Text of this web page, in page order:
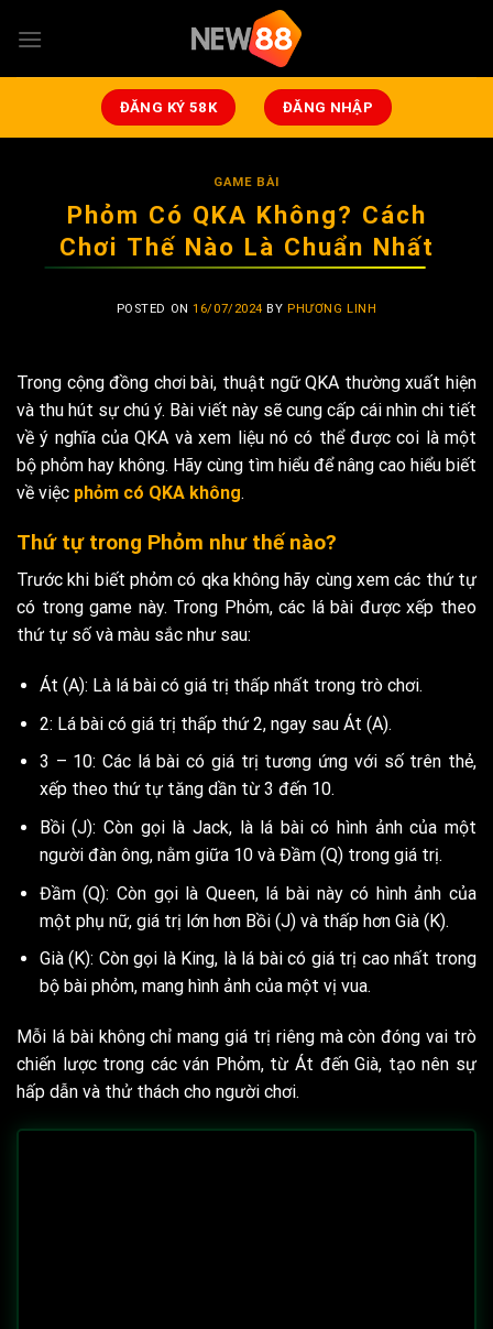
ĐĂNG KÝ 58K ĐĂNG NHẬP
GAME BÀI
Phỏm Có QKA Không? Cách
Chơi Thế Nào Là Chuẩn Nhất
POSTED ON16/07/2024 BYPHƯƠNG LINH
Trong cộng đồng chơi bài, thuật ngữ QKA thường xuất hiện
và thu hút sự chú ý. Bài viết này sẽ cung cấp cái nhìn chi tiết
về ý nghĩa của QKA và xem liệu nó có thể được coi là một
bộ phỏm hay không. Hãy cùng tìm hiểu để nâng cao hiểu biết
về việc phỏm có QKA không.
Thứ tự trong Phỏm như thế nào?
Trước khi biết phỏm có qka không hãy cùng xem các thứ tự
có trong game này. Trong Phỏm, các lá bài được xếp theo
thứ tự số và màu sắc như sau:
Át (A): Là lá bài có giá trị thấp nhất trong trò chơi.
2: Lá bài có giá trị thấp thứ 2, ngay sau Át (A).
3 – 10: Các lá bài có giá trị tương ứng với số trên thẻ,
xếp theo thứ tự tăng dần từ 3 đến 10.
Bồi (J): Còn gọi là Jack, là lá bài có hình ảnh của một
người đàn ông, nằm giữa 10 và Đầm (Q) trong giá trị.
Đầm (Q): Còn gọi là Queen, lá bài này có hình ảnh của
một phụ nữ, giá trị lớn hơn Bồi (J) và thấp hơn Già (K).
Già (K): Còn gọi là King, là lá bài có giá trị cao nhất trong
bộ bài phỏm, mang hình ảnh của một vị vua.
Mỗi lá bài không chỉ mang giá trị riêng mà còn đóng vai trò
chiến lược trong các ván Phỏm, từ Át đến Già, tạo nên sự
hấp dẫn và thử thách cho người chơi.